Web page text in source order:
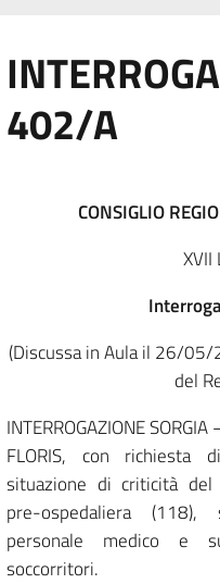
402/A
CONSIGLIO
(Discussa in Aula il 26/
del
INTERROGAZIONE
FLORIS, con richiesta
situazione di criticità del
pre-ospedaliera
personale medico e
soccorritori.